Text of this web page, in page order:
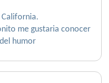
California.
me gustaria conocer
humor